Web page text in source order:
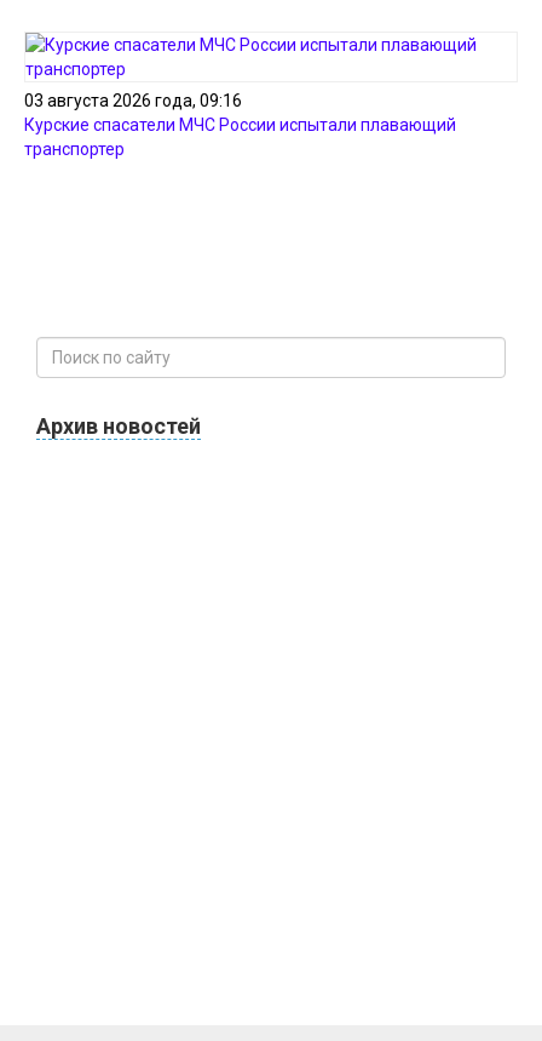
03 августа 2026 года, 09:16
Курские спасатели МЧС России испытали плавающий
транспортер
Архив новостей